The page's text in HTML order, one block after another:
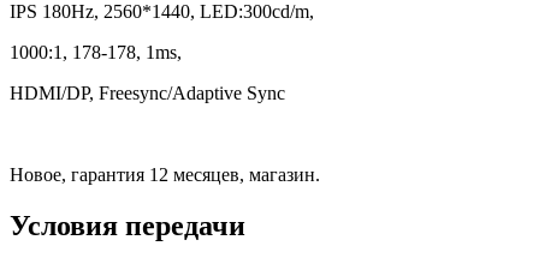
IPS 180Hz, 2560*1440, LED:300cd/m,
1000:1, 178-178, 1ms,
HDMI/DP, Freesync/Adaptive Sync
Новое, гарантия 12 месяцев, магазин.
Условия передачи